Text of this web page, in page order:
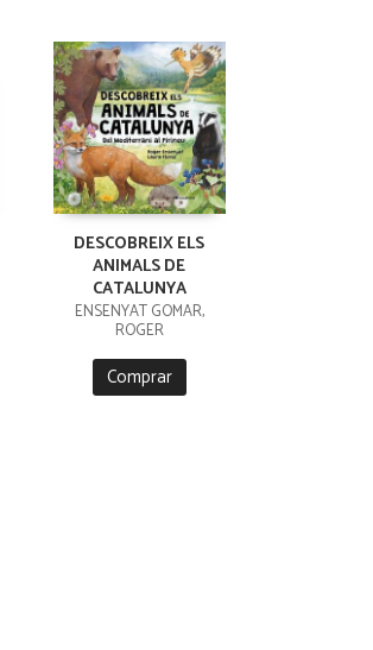
DESCOBREIX ELS
ANIMALS DE
CATALUNYA
ENSENYAT GOMAR,
ROGER
Comprar